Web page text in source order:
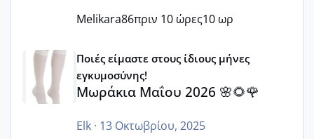
Melikara86πριν 10 ώρες10 ωρ
Μωράκια Μαΐου 2026 🌸🌻🌹
Ποιές είμαστε στους ίδιους μήνες
εγκυμοσύνης!
Μωράκια Μαΐου 2026 🌸🌻🌹
Elk· 13 Οκτωβρίου, 2025